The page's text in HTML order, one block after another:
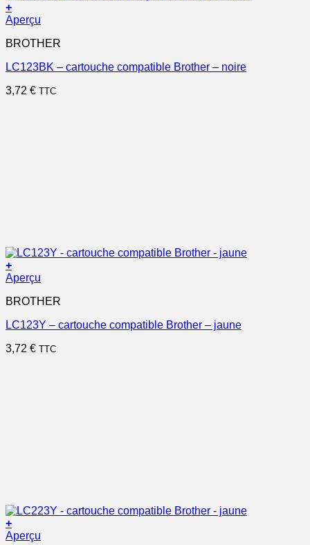
+
Aperçu
BROTHER
LC123BK – cartouche compatible Brother – noire
3,72 € TTC
+
Aperçu
BROTHER
LC123Y – cartouche compatible Brother – jaune
3,72 € TTC
+
Aperçu